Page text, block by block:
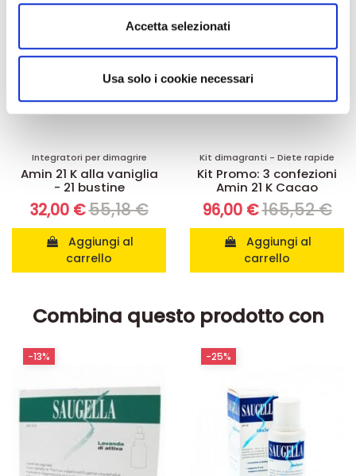
Utilizziamo i cookie per personalizzare contenuti ed
analizzare il nostro traffico. Condividiamo inoltre
informazioni sul modo in cui utilizza il nostro sito con i
nostri partner che si occupano di analisi dei dati web,
pubblicità e social media, i quali potrebbero combinarle
raccolto dal suo utilizzo dei loro servizi.
Accetta selezionati
Usa solo i cookie necessari
Integratori per dimagrire
Amin 21 K alla vaniglia
- 21 bustine
32,00 €55,18 €
carrello
Kit dimagranti - Diete rapide
Kit Promo: 3 confezioni
Amin 21 K Cacao
96,00 €165,52 €
carrello
Combina questo prodotto con
-13% -25%